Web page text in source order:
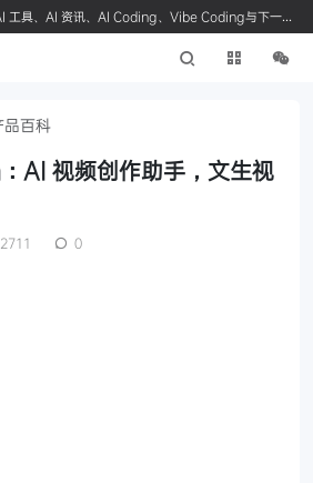
工具、AI 资讯、AI Coding、Vibe Coding与下一代
我们
品百科
AI 视频创作助手，文生视
2711 0